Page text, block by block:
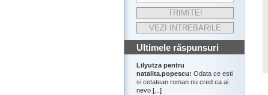
Ultimele răspunsuri
Lilyutza pentru
natalita.popescu: Odata ce esti
si cetatean roman nu cred ca ai
nevo [...]